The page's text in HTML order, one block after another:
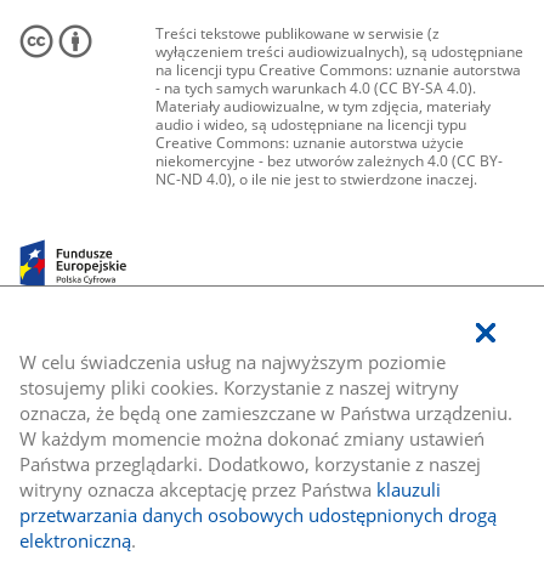
W celu świadczenia usług na najwyższym poziomie
stosujemy pliki cookies. Korzystanie z naszej witryny
oznacza, że będą one zamieszczane w Państwa urządzeniu.
W każdym momencie można dokonać zmiany ustawień
Państwa przeglądarki. Dodatkowo, korzystanie z naszej
witryny oznacza akceptację przez Państwa klauzuli
przetwarzania danych osobowych udostępnionych drogą
elektroniczną.
Treści tekstowe publikowane w serwisie (z
wyłączeniem treści audiowizualnych), są udostępniane
na licencji typu Creative Commons: uznanie autorstwa
- na tych samych warunkach 4.0 (CC BY-SA 4.0).
Materiały audiowizualne, w tym zdjęcia, materiały
audio i wideo, są udostępniane na licencji typu
Creative Commons: uznanie autorstwa użycie
niekomercyjne - bez utworów zależnych 4.0 (CC BY-
NC-ND 4.0), o ile nie jest to stwierdzone inaczej.